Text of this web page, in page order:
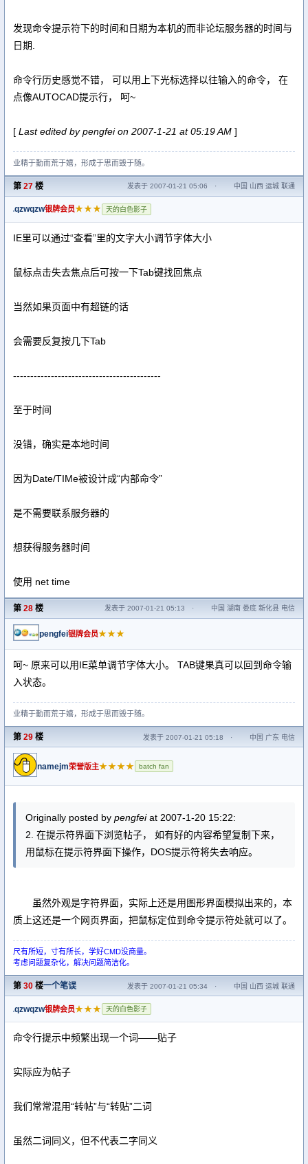
发现命令提示符下的时间和日期为本机的而非论坛服务器的时间与
日期.
命令行历史感觉不错， 可以用上下光标选择以往输入的命令， 在
点像AUTOCAD提示行， 呵~
[ Last edited by pengfei on 2007-1-21 at 05:19 AM ]
业精于勤而荒于嬉，形成于思而毁于随。
第 27 楼 发表于 2007-01-21 05:06 · 中国 山西 运城 联通
qzwqzw银牌会员★★★ 天的白色影子
IE里可以通过“查看”里的文字大小调节字体大小
鼠标点击失去焦点后可按一下Tab键找回焦点
当然如果页面中有超链的话
会需要反复按几下Tab
-------------------------------------------
至于时间
没错，确实是本地时间
因为Date/TIMe被设计成“内部命令”
是不需要联系服务器的
想获得服务器时间
使用 net time
第 28 楼 发表于 2007-01-21 05:13 · 中国 湖南 娄底 新化县 电信
pengfei银牌会员★★★
呵~ 原来可以用IE菜单调节字体大小。 TAB键果真可以回到命令输
入状态。
业精于勤而荒于嬉，形成于思而毁于随。
第 29 楼 发表于 2007-01-21 05:18 · 中国 广东 电信
namejm荣誉版主★★★★ batch fan
Originally posted by pengfeiat 2007-1-20 15:22:
2. 在提示符界面下浏览帖子， 如有好的内容希望复制下来，
用鼠标在提示符界面下操作，DOS提示符将失去响应。
虽然外观是字符界面，实际上还是用图形界面模拟出来的，本
质上这还是一个网页界面，把鼠标定位到命令提示符处就可以了。
尺有所短，寸有所长，学好CMD没商量。
考虑问题复杂化，解决问题简洁化。
第 30 楼一个笔误 发表于 2007-01-21 05:34 · 中国 山西 运城 联通
qzwqzw银牌会员★★★ 天的白色影子
命令行提示中频繁出现一个词——贴子
实际应为帖子
我们常常混用“转帖”与“转贴”二词
虽然二词同义，但不代表二字同义